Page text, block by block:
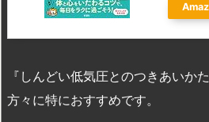
『しんどい低気圧とのつきあいか
方々に特におすすめです。